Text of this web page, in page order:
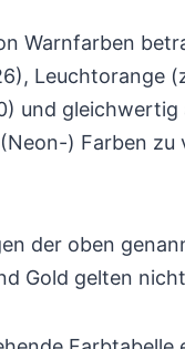
Warnfarben
Leuchtorange
und
) Farben
der oben
Gold gelten